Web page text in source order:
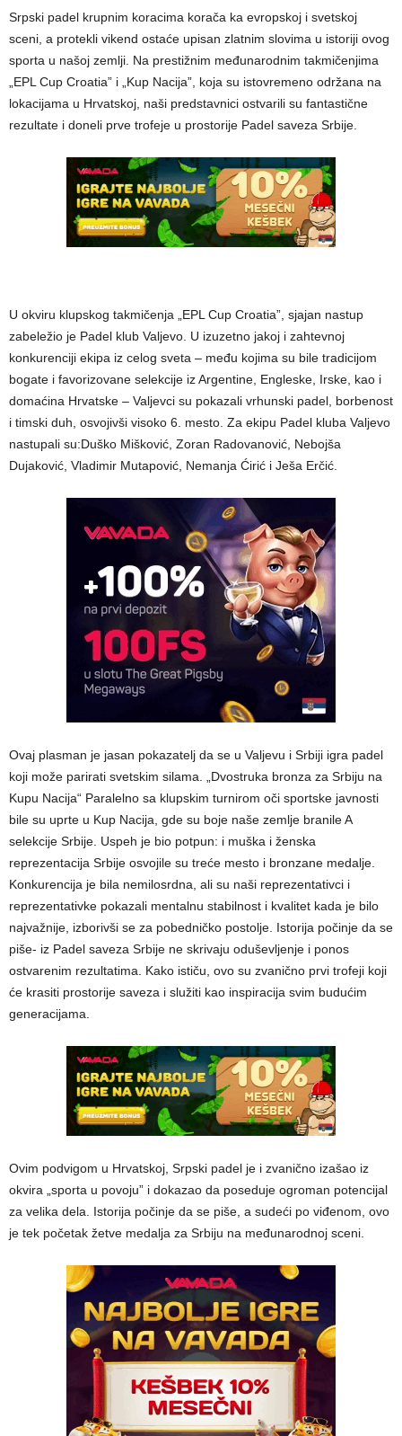
Srpski padel krupnim koracima korača ka evropskoj i svetskoj
sceni, a protekli vikend ostaće upisan zlatnim slovima u istoriji ovog
sporta u našoj zemlji. Na prestižnim međunarodnim takmičenjima
„EPL Cup Croatia” i „Kup Nacija”, koja su istovremeno održana na
lokacijama u Hrvatskoj, naši predstavnici ostvarili su fantastične
rezultate i doneli prve trofeje u prostorije Padel saveza Srbije.
U okviru klupskog takmičenja „EPL Cup Croatia”, sjajan nastup
zabeležio je Padel klub Valjevo. U izuzetno jakoj i zahtevnoj
konkurenciji ekipa iz celog sveta – među kojima su bile tradicijom
bogate i favorizovane selekcije iz Argentine, Engleske, Irske, kao i
domaćina Hrvatske – Valjevci su pokazali vrhunski padel, borbenost
i timski duh, osvojivši visoko 6. mesto. Za ekipu Padel kluba Valjevo
nastupali su:Duško Mišković, Zoran Radovanović, Nebojša
Dujaković, Vladimir Mutapović, Nemanja Ćirić i Ješa Erčić.
Ovaj plasman je jasan pokazatelj da se u Valjevu i Srbiji igra padel
koji može parirati svetskim silama. „Dvostruka bronza za Srbiju na
Kupu Nacija“ Paralelno sa klupskim turnirom oči sportske javnosti
bile su uprte u Kup Nacija, gde su boje naše zemlje branile A
selekcije Srbije. Uspeh je bio potpun: i muška i ženska
reprezentacija Srbije osvojile su treće mesto i bronzane medalje.
Konkurencija je bila nemilosrdna, ali su naši reprezentativci i
reprezentativke pokazali mentalnu stabilnost i kvalitet kada je bilo
najvažnije, izborivši se za pobedničko postolje. Istorija počinje da se
piše- iz Padel saveza Srbije ne skrivaju oduševljenje i ponos
ostvarenim rezultatima. Kako ističu, ovo su zvanično prvi trofeji koji
će krasiti prostorije saveza i služiti kao inspiracija svim budućim
generacijama.
Ovim podvigom u Hrvatskoj, Srpski padel je i zvanično izašao iz
okvira „sporta u povoju” i dokazao da poseduje ogroman potencijal
za velika dela. Istorija počinje da se piše, a sudeći po viđenom, ovo
je tek početak žetve medalja za Srbiju na međunarodnoj sceni.